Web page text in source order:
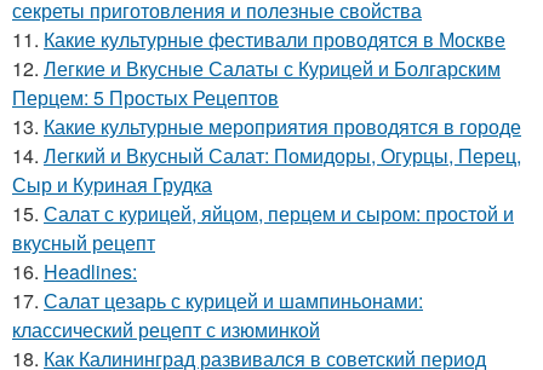
секреты приготовления и полезные свойства
11. Какие культурные фестивали проводятся в Москве
12. Легкие и Вкусные Салаты с Курицей и Болгарским
Перцем: 5 Простых Рецептов
13. Какие культурные мероприятия проводятся в городе
14. Легкий и Вкусный Салат: Помидоры, Огурцы, Перец,
Сыр и Куриная Грудка
15. Салат с курицей, яйцом, перцем и сыром: простой и
вкусный рецепт
16. Headlines:
17. Салат цезарь с курицей и шампиньонами:
классический рецепт с изюминкой
18. Как Калининград развивался в советский период